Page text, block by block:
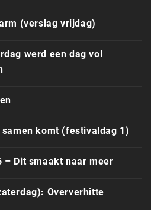
(verslag vrijdag)
werd een dag vol
komt (festivaldag 1)
– Dit smaakt naar meer
Oververhitte